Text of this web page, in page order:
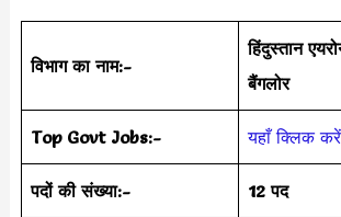
विभाग का नाम:-
हिंदुस्तान
बैंगलोर
Top Govt Jobs:- यहाँ क्लिक करें
पदों की संख्या:- 12 पद